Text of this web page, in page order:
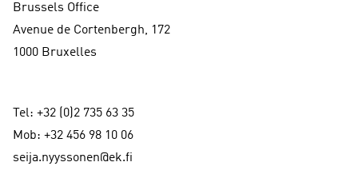
Brussels Office
Avenue de Cortenbergh, 172
1000 Bruxelles
Tel: +32 (0)2 735 63 35
Mob: +32 456 98 10 06
seija.nyyssonen@ek.fi